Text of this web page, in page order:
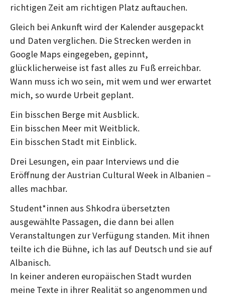
richtigen Zeit am richtigen Platz auftauchen.
Gleich bei Ankunft wird der Kalender ausgepackt
und Daten verglichen. Die Strecken werden in
Google Maps eingegeben, gepinnt,
glücklicherweise ist fast alles zu Fuß erreichbar.
Wann muss ich wo sein, mit wem und wer erwartet
mich, so wurde Urbeit geplant.
Ein bisschen Berge mit Ausblick.
Ein bisschen Meer mit Weitblick.
Ein bisschen Stadt mit Einblick.
Drei Lesungen, ein paar Interviews und die
Eröffnung der Austrian Cultural Week in Albanien –
alles machbar.
Student*innen aus Shkodra übersetzten
ausgewählte Passagen, die dann bei allen
Veranstaltungen zur Verfügung standen. Mit ihnen
teilte ich die Bühne, ich las auf Deutsch und sie auf
Albanisch.
In keiner anderen europäischen Stadt wurden
meine Texte in ihrer Realität so angenommen und